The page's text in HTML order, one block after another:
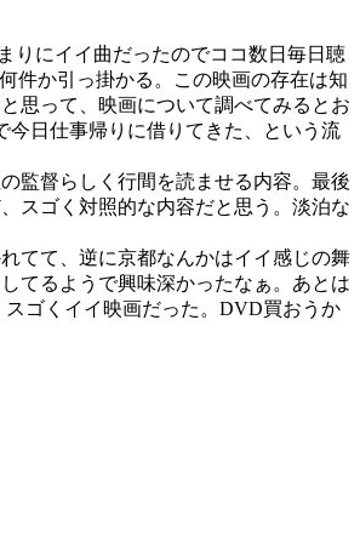
りにイイ曲だったのでココ数日毎日聴
件か引っ掛かる。この映画の存在は知
思って、映画について調べてみると お
日仕事帰りに借りてきた、という流
監督らしく行間を読ませる内容。最後
スゴく対照的な内容だと思う。淡泊な
てて、逆に京都なんかはイイ感じの舞
てるようで興味深かったなぁ。あとは
ゴくイイ映画だった。DVD買おうか